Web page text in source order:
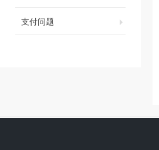
支付问题